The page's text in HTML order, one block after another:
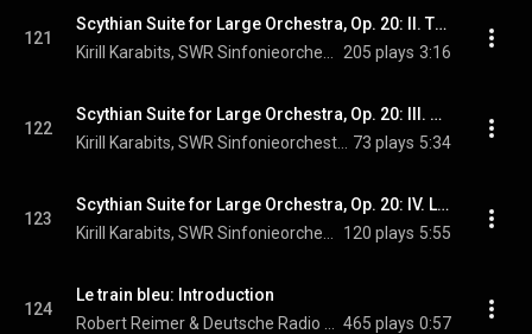
121
Scythian Suite for Large Orchestra, Op. 20: II. The Enemy of God and the Dance of the Spirits
205 plays 3:16
122
Scythian Suite for Large Orchestra, Op. 20: III. Night
73 plays 5:34
123
Scythian Suite for Large Orchestra, Op. 20: IV. Lolly's Departure and the Sun's Procession
120 plays 5:55
124
Le train bleu: Introduction
465 plays 0:57